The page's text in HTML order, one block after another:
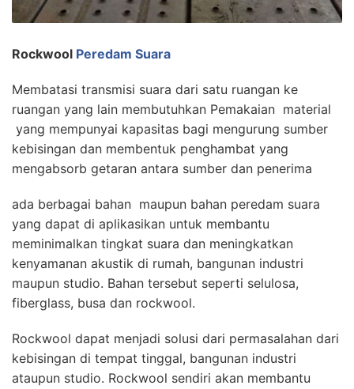
Rockwool Peredam Suara
Membatasi transmisi suara dari satu ruangan ke
ruangan yang lain membutuhkan Pemakaian material
yang mempunyai kapasitas bagi mengurung sumber
kebisingan dan membentuk penghambat yang
mengabsorb getaran antara sumber dan penerima
ada berbagai bahan maupun bahan peredam suara
yang dapat di aplikasikan untuk membantu
meminimalkan tingkat suara dan meningkatkan
kenyamanan akustik di rumah, bangunan industri
maupun studio. Bahan tersebut seperti selulosa,
fiberglass, busa dan rockwool.
Rockwool dapat menjadi solusi dari permasalahan dari
kebisingan di tempat tinggal, bangunan industri
ataupun studio. Rockwool sendiri akan membantu